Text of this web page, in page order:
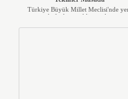
Türkiye Büyük Millet Meclisi'nde
haftada, emekli maaşl...